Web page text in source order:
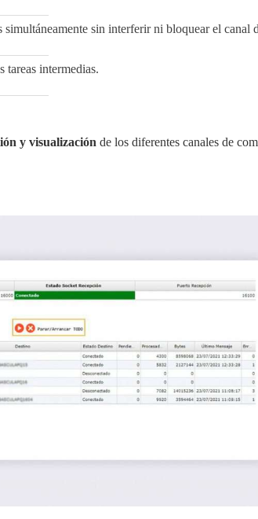
sin interferir ni bloquear el canal
tareas intermedias.
y visualización de los diferentes canales de